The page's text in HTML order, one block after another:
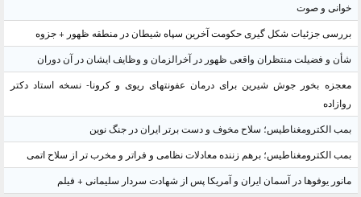
خوانی و صوت
بررسی جزئیات شکل گیری حکومت آخرین سپاه شیطان در منطقه ظهور + جزوه
شأن و فضیلت منتظران واقعی ظهور در آخرالزمان و وظایف ایشان در آن دوران
معجزه بخور جوش شیرین برای درمان عفونتهای ریوی و کرونا- نسخه استاد دکتر
روازاده
بمب الکترومغناطیس؛ سلاح مخوف و دست برتر ایران در جنگ نوین
بمب الکترومغناطیس؛ برهم زننده معادلات نظامی و فراتر و مخرب تر از سلاح اتمی
مانور یوفوها در آسمان ایران و آمریکا پس از شهادت سردار سلیمانی + فیلم